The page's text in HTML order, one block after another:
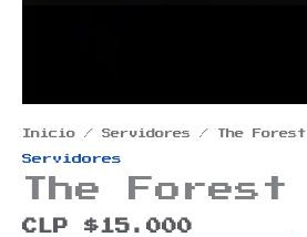
Inicio / Servidores / The Forest
Servidores
The Forest
CLP $15.000